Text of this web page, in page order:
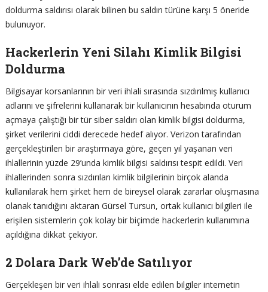
doldurma saldırısı olarak bilinen bu saldırı türüne karşı 5 öneride
bulunuyor.
Hackerlerin Yeni Silahı Kimlik Bilgisi
Doldurma
Bilgisayar korsanlarının bir veri ihlali sırasında sızdırılmış kullanıcı
adlarını ve şifrelerini kullanarak bir kullanıcının hesabında oturum
açmaya çalıştığı bir tür siber saldırı olan kimlik bilgisi doldurma,
şirket verilerini ciddi derecede hedef alıyor. Verizon tarafından
gerçekleştirilen bir araştırmaya göre, geçen yıl yaşanan veri
ihlallerinin yüzde 29’unda kimlik bilgisi saldırısı tespit edildi. Veri
ihlallerinden sonra sızdırılan kimlik bilgilerinin birçok alanda
kullanılarak hem şirket hem de bireysel olarak zararlar oluşmasına
olanak tanıdığını aktaran Gürsel Tursun, ortak kullanıcı bilgileri ile
erişilen sistemlerin çok kolay bir biçimde hackerlerin kullanımına
açıldığına dikkat çekiyor.
2 Dolara Dark Web’de Satılıyor
Gerçekleşen bir veri ihlali sonrası elde edilen bilgiler internetin